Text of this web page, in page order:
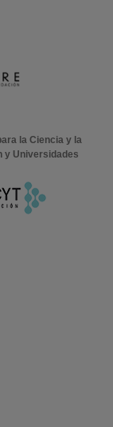
la Ciencia y la
y Universidades